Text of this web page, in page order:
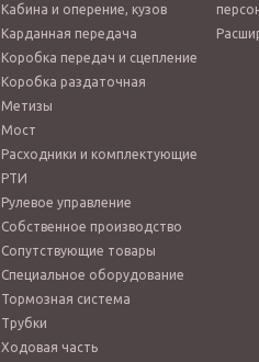
Кабина и оперение, кузов
Карданная передача
Коробка передач и сцепление
Коробка раздаточная
Метизы
Мост
Расходники и комплектующие
РТИ
Рулевое управление
Собственное производство
Сопутствующие товары
Специальное оборудование
Тормозная система
Трубки
Ходовая часть